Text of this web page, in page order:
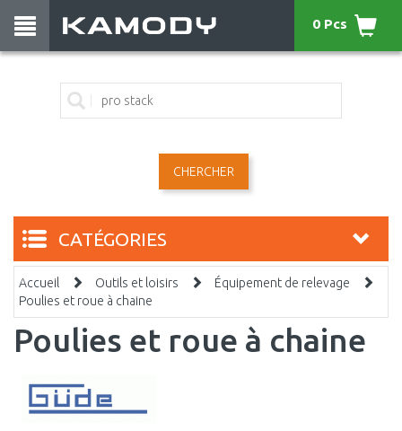
CHERCHER
0 Pcs
CATÉGORIES
Accueil Outils et loisirs
Équipement de relevage
Poulies et roue à chaine
Poulies et roue à chaine